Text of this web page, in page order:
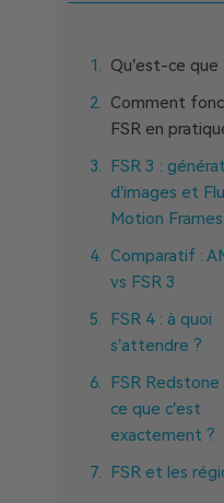
Qu’est-ce que
Comment
FSR en
FSR 3 :
d’images et
Motion Frames
Comparatif :
vs FSR 3
FSR 4 : à quoi
s’attendre ?
FSR Redstone
ce que c’est
exactement ?
FSR et les